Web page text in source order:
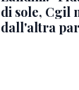
di sole, Cgil
dall'altra